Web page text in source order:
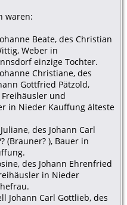
waren:
Beate, des Christian
Weber in
einzige Tochter.
Christiane, des
Gottfried Pätzold,
und
in Nieder Kauffung älteste
des Johann Carl
(Brauner? ), Bauer in
des Johann Ehrenfried
in Nieder
Johann Carl Gottlieb, des